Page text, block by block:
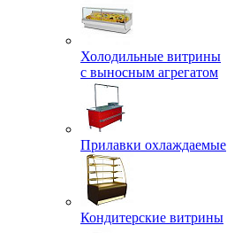
Холодильные витрины
с выносным агрегатом
Прилавки охлаждаемые
Кондитерские витрины